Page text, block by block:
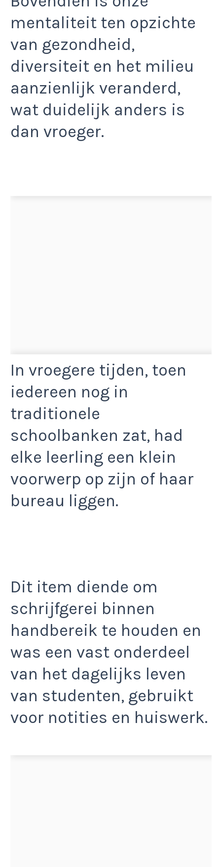
mentaliteit ten opzichte
van gezondheid,
diversiteit en het milieu
aanzienlijk veranderd,
wat duidelijk anders is
dan vroeger.
In vroegere tijden, toen
iedereen nog in
traditionele
schoolbanken zat, had
elke leerling een klein
voorwerp op zijn of haar
bureau liggen.
Dit item diende om
schrijfgerei binnen
handbereik te houden en
was een vast onderdeel
van het dagelijks leven
van studenten, gebruikt
voor notities en huiswerk.